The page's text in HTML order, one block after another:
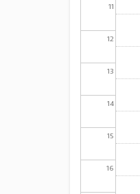
11
12
13
14
15
16